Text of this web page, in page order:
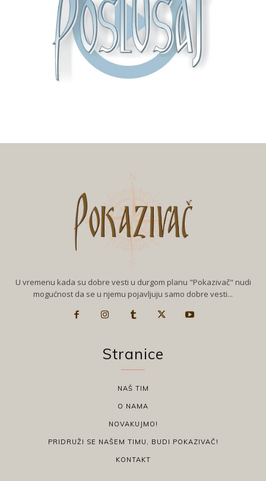
U vremenu kada su dobre vesti u durgom planu "Pokazivač" nudi
mogućnost da se u njemu pojavljuju samo dobre vesti...
Stranice
NAŠ TIM
O NAMA
NOVAKUJMO!
PRIDRUŽI SE NAŠEM TIMU, BUDI POKAZIVAČ!
KONTAKT